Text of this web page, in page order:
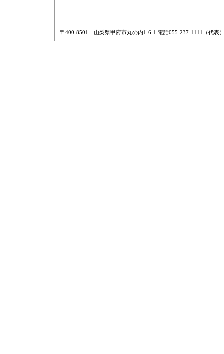
〒400-8501 山梨県甲府市丸の内1-6-1 電話055-237-1111（代表